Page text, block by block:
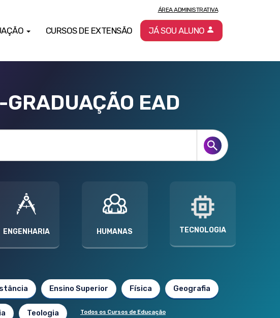
CURSOS DE EXTENSÃO
ÁREA ADMINISTRATIVA
JÁ SOU ALUNO
EAD
ENGENHARIA HUMANAS TECNOLOGIA
Ensino Superior Física Geografia
Teologia Todos os Cursos de Educação